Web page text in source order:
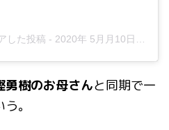
した投稿 - 2020年 5月月10日午前4時33分PDT
勇樹のお母さんと同期で一
。